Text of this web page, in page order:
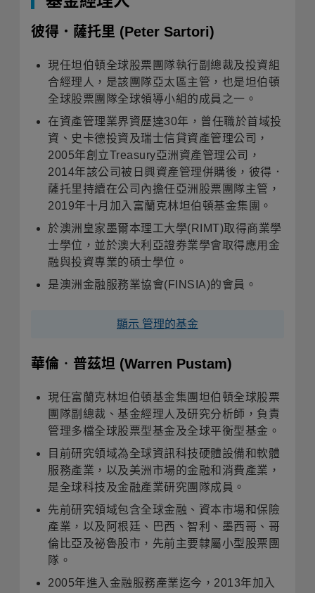
彼得．薩托里 (Peter Sartori)
現任坦伯頓全球股票團隊執行副總裁及投資組
合經理人，是該團隊亞太區主管，也是坦伯頓
全球股票團隊全球領導小組的成員之一 。
在資產管理業界資歷達30年，曾任職於首域投
資、史卡德投資及瑞士信貸資產管理公司，
2005年創立Treasury亞洲資產管理公司，
2014年該公司被日興資產管理併購後，彼得．
薩托里持續在公司內擔任亞洲股票團隊主管，
2019年十月加入富蘭克林坦伯頓基金集團 。
於澳洲皇家墨爾本理工大學(RIMT)取得商業學
士學位，並於澳大利亞證券業學會取得應用金
融與投資專業的碩士學位 。
是澳洲金融服務業協會(FINSIA)的會員 。
顯示 管理的基金
華倫‧普茲坦 (Warren Pustam)
現任富蘭克林坦伯頓基金集團坦伯頓全球股票
團隊副總裁、基金經理人及研究分析師，負責
管理多檔全球股票型基金及全球平衡型基金 。
目前研究領域為全球資訊科技硬體設備和軟體
服務產業，以及美洲市場的金融和消費產業，
是全球科技及金融產業研究團隊成員 。
先前研究領域包含全球金融、資本市場和保險
產業，以及阿根廷、巴西、智利、墨西哥、哥
倫比亞及祕魯股市，先前主要隸屬小型股票團
隊。
2005年進入金融服務產業迄今，2013年加入